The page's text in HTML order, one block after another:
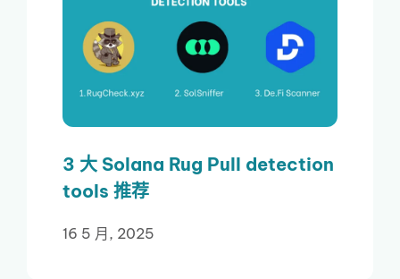
3 大 Solana Rug Pull detection
tools 推荐
16 5 月, 2025